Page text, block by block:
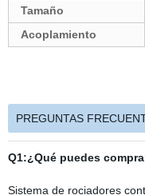
Tamaño
Acoplamiento
PREGUNTAS
Q1:¿Qué puedes
Sistema de rociadores